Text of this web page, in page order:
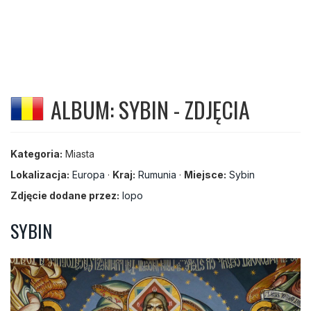
ALBUM: SYBIN - ZDJĘCIA
Kategoria: Miasta
Lokalizacja: Europa · Kraj: Rumunia · Miejsce: Sybin
Zdjęcie dodane przez: lopo
SYBIN